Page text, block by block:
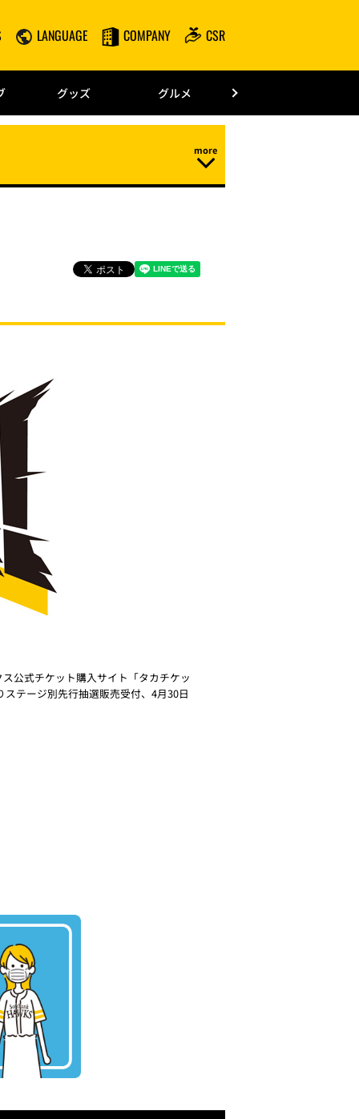
LANGUAGE COMPANY CSR
グッズ グルメ
公式チケット購入サイト「タカチケッ
テージ別先行抽選販売受付、4月30日